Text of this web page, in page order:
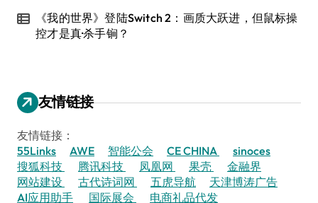
《我的世界》登陆Switch 2：画质大跃进，但鼠标操
控才是真·杀手锏？
友情链接
友情链接：
55Links
AWE 智能公会 CE CHINA
sinoces
搜狐科技
腾讯科技 凤凰网 果壳
金融界
网站建设
古代诗词网 五虎导航
天津博涛广告
AI应用助手
国际展会 电商礼品代发